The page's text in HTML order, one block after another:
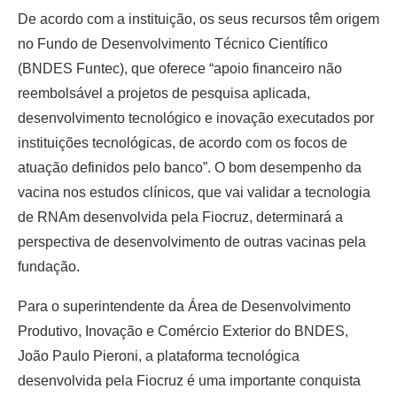
De acordo com a instituição, os seus recursos têm origem
no Fundo de Desenvolvimento Técnico Científico
(BNDES Funtec), que oferece “apoio financeiro não
reembolsável a projetos de pesquisa aplicada,
desenvolvimento tecnológico e inovação executados por
instituições tecnológicas, de acordo com os focos de
atuação definidos pelo banco”. O bom desempenho da
vacina nos estudos clínicos, que vai validar a tecnologia
de RNAm desenvolvida pela Fiocruz, determinará a
perspectiva de desenvolvimento de outras vacinas pela
fundação.
Para o superintendente da Área de Desenvolvimento
Produtivo, Inovação e Comércio Exterior do BNDES,
João Paulo Pieroni, a plataforma tecnológica
desenvolvida pela Fiocruz é uma importante conquista